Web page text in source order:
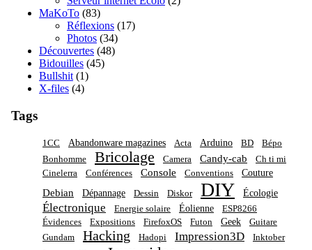
MaKoTo (83)
Réflexions (17)
Photos (34)
Découvertes (48)
Bidouilles (45)
Bullshit (1)
X-files (4)
Tags
1CC Abandonware magazines Acta Arduino BD
Bépo
Bonhomme
Bricolage Camera Candy-cab
Ch ti mi
Cinelerra
Conférences Console Conventions Couture
Debian Dépannage Dessin Diskor DIY Écologie
Électronique Energie solaire Éolienne
ESP8266
Évidences
Expositions FirefoxOS Futon Geek
Guitare
Gundam
Hacking Hadopi Impression3D Inktober